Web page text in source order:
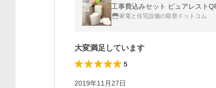
工事費込みセット ピュアレスト
家電と住宅設備の取替ドットコム
大変満足しています
5
2019年11月27日